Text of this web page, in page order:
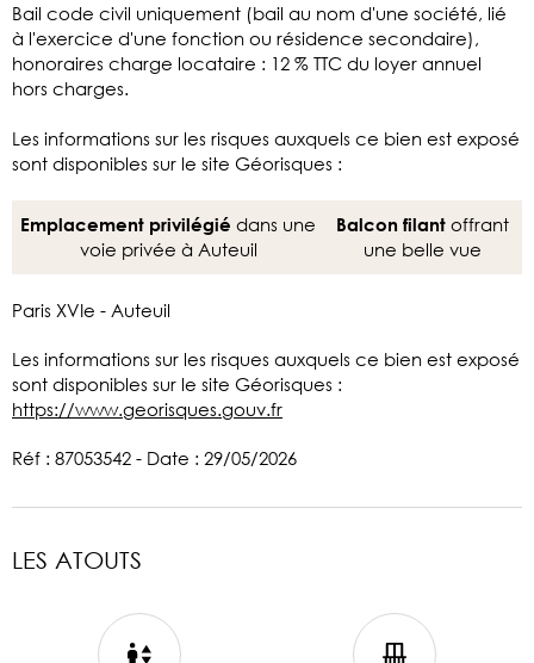
Bail code civil uniquement (bail au nom d'une société, lié
à l'exercice d'une fonction ou résidence secondaire),
honoraires charge locataire : 12 % TTC du loyer annuel
hors charges.
Les informations sur les risques auxquels ce bien est exposé
sont disponibles sur le site Géorisques :
Emplacement privilégié dans une
voie privée à Auteuil
Balcon filant offrant
une belle vue
Paris XVIe - Auteuil
Les informations sur les risques auxquels ce bien est exposé
sont disponibles sur le site Géorisques :
https://www.georisques.gouv.fr
Réf : 87053542 - Date : 29/05/2026
LES ATOUTS